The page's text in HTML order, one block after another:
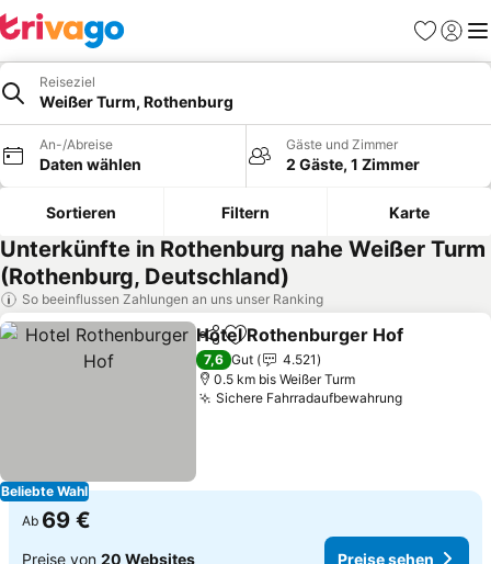
Favoriten
Reiseziel
Weißer Turm, Rothenburg
An-/Abreise
Daten wählen
Gäste und Zimmer
2 Gäste, 1 Zimmer
Sortieren Filtern Karte
Unterkünfte in Rothenburg nahe Weißer Turm
(Rothenburg, Deutschland)
So beeinflussen Zahlungen an uns unser Ranking
Beliebte Wahl
TeilenZu Favoriten hinzufügen
Hotel Rothenburger Hof
7,6 Gut
4.521
0.5 km bis Weißer Turm
Sichere FahrradaufbewahrungPreise
Ab 69 €
Preise von 20 Websites Preise sehen